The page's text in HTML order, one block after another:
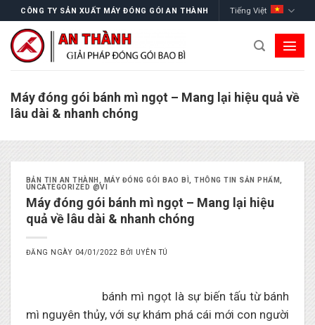
to
content
CÔNG TY SẢN XUẤT MÁY ĐÓNG GÓI AN THÀNH Tiếng Việt
Máy đóng gói bánh mì ngọt – Mang lại hiệu quả về
lâu dài & nhanh chóng
BẢN TIN AN THÀNH MÁY ĐÓNG GÓI BAO BÌ ,THÔNG TIN SẢN PHẨM
UNCATEGORIZED @VI
Máy đóng gói bánh mì ngọt – Mang lại hiệu
quả về lâu dài & nhanh chóng
ĐĂNG NGÀY 04/01/2022 BỞI UYÊN TÚ
bánh mì ngọt là sự biến tấu từ bánh
mì nguyên thủy, với sự khám phá cái mới con người